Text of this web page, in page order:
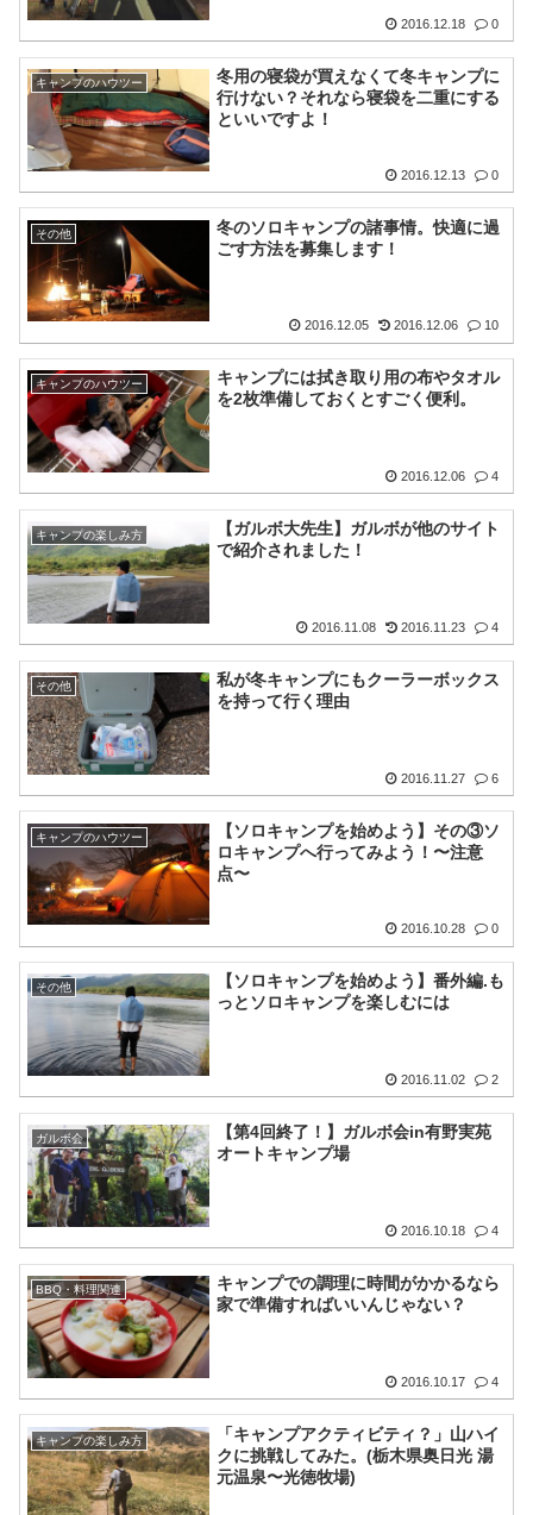
2016.12.18 0
キャンプのハウツー
冬用の寝袋が買えなくて冬キャンプに
行けない？それなら寝袋を二重にする
といいですよ！
2016.12.13 0
その他
冬のソロキャンプの諸事情。快適に過
ごす方法を募集します！
2016.12.05 2016.12.06 10
キャンプのハウツー
キャンプには拭き取り用の布やタオル
を2枚準備しておくとすごく便利。
2016.12.06 4
キャンプの楽しみ方
【ガルボ大先生】ガルボが他のサイト
で紹介されました！
2016.11.08 2016.11.23 4
その他
私が冬キャンプにもクーラーボックス
を持って行く理由
2016.11.27 6
キャンプのハウツー
【ソロキャンプを始めよう】その③ソ
ロキャンプへ行ってみよう！〜注意
点〜
2016.10.28 0
その他
【ソロキャンプを始めよう】番外編.も
っとソロキャンプを楽しむには
2016.11.02 2
ガルボ会
【第4回終了！】ガルボ会in有野実苑
オートキャンプ場
2016.10.18 4
BBQ・料理関連
キャンプでの調理に時間がかかるなら
家で準備すればいいんじゃない？
2016.10.17 4
キャンプの楽しみ方
「キャンプアクティビティ？」山ハイ
クに挑戦してみた。(栃木県奥日光 湯
元温泉〜光徳牧場)